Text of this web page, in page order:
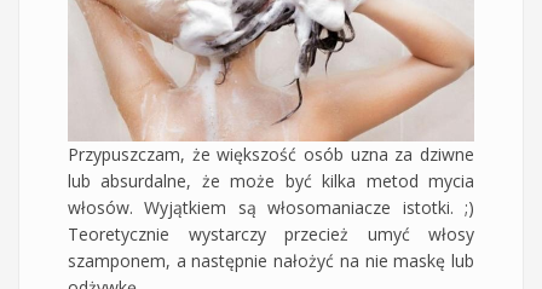
Przypuszczam, że większość osób uzna za dziwne
lub absurdalne, że może być kilka metod mycia
włosów. Wyjątkiem są włosomaniacze istotki. ;)
Teoretycznie wystarczy przecież umyć włosy
szamponem, a następnie nałożyć na nie maskę lub